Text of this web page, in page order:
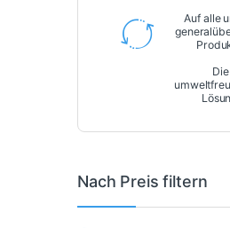
Auf alle
Die
Nach Preis filtern